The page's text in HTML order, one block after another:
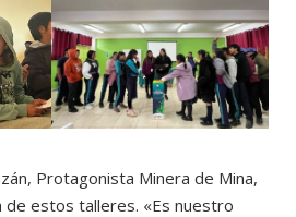
Protagonista Minera de Mina,
de estos talleres. «Es nuestro